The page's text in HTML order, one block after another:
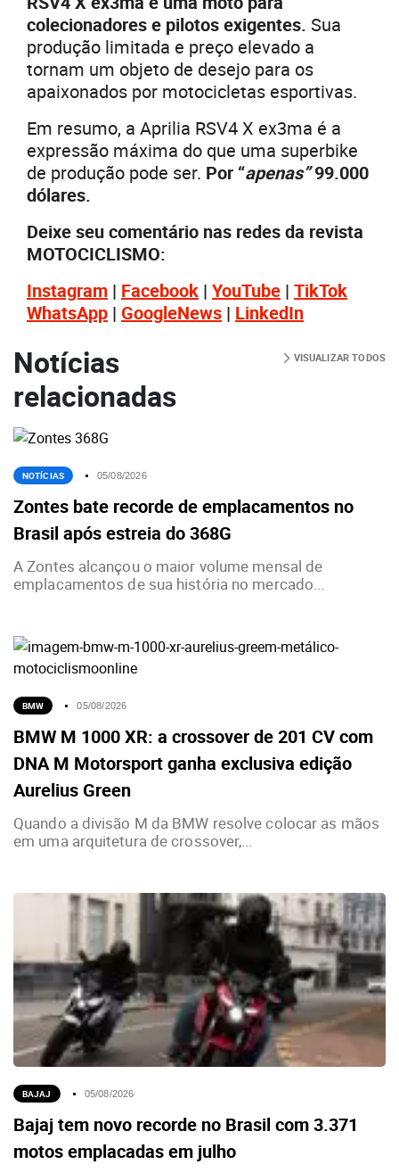
colecionadores e pilotos exigentes. Sua
produção limitada e preço elevado a
tornam um objeto de desejo para os
apaixonados por motocicletas esportivas.
Em resumo, a Aprilia RSV4 X ex3ma é a
expressão máxima do que uma superbike
de produção pode ser. Por “apenas”99.000
dólares.
Deixe seu comentário nas redes da revista
MOTOCICLISMO:
Instagram | Facebook | YouTube | TikTok
WhatsApp | GoogleNews | LinkedIn
Notícias
relacionadas
VISUALIZAR TODOS
NOTÍCIAS 05/08/2026
Zontes bate recorde de emplacamentos no
Brasil após estreia do 368G
A Zontes alcançou o maior volume mensal de
emplacamentos de sua história no mercado...
BMW 05/08/2026
BMW M 1000 XR: a crossover de 201 CV com
DNA M Motorsport ganha exclusiva edição
Aurelius Green
Quando a divisão M da BMW resolve colocar as mãos
em uma arquitetura de crossover,...
BAJAJ 05/08/2026
Bajaj tem novo recorde no Brasil com 3.371
motos emplacadas em julho